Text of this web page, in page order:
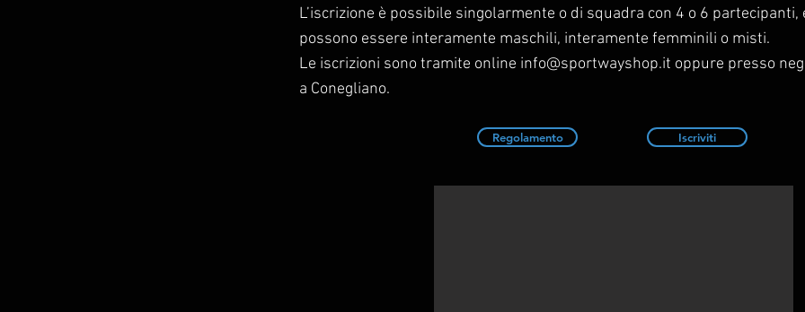
L’iscrizione è possibile singolarmente o di squadra con 4 o 6 partecipanti,
possono essere interamente maschili, interamente femminili o misti.
Le iscrizioni sono tramite online info@sportwayshop.it oppure presso
a Conegliano.
Regolamento Iscriviti